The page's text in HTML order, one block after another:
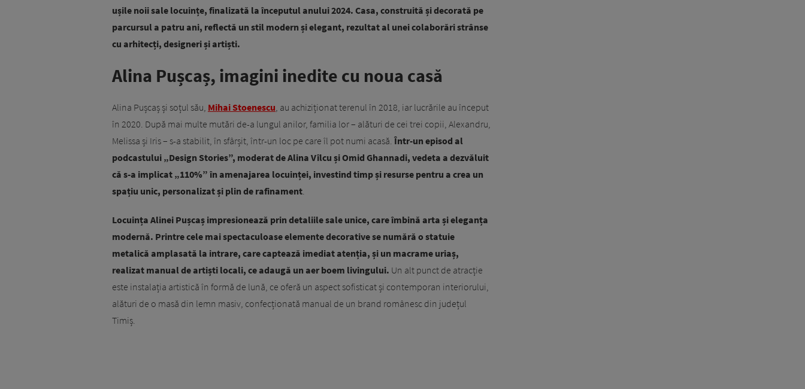
ușile noii sale locuințe, finalizată la începutul anului 2024. Casa, construită și decorată pe
parcursul a patru ani, reflectă un stil modern și elegant, rezultat al unei colaborări strânse
cu arhitecți, designeri și artiști.
Alina Pușcaș, imagini inedite cu noua casă
Alina Pușcaș și soțul său, Mihai Stoenescu, au achiziționat terenul în 2018, iar lucrările au început
în 2020. După mai multe mutări de-a lungul anilor, familia lor – alături de cei trei copii, Alexandru,
Melissa și Iris – s-a stabilit, în sfârșit, într-un loc pe care îl pot numi acasă. Într-un episod al
podcastului „Design Stories”, moderat de Alina Vîlcu și Omid Ghannadi, vedeta a dezvăluit
că s-a implicat „110%” în amenajarea locuinței, investind timp și resurse pentru a crea un
spațiu unic, personalizat și plin de rafinament.
Locuința Alinei Pușcaș impresionează prin detaliile sale unice, care îmbină arta și eleganța
modernă. Printre cele mai spectaculoase elemente decorative se numără o statuie
metalică amplasată la intrare, care captează imediat atenția, și un macrame uriaș,
realizat manual de artiști locali, ce adaugă un aer boem livingului. Un alt punct de atracție
este instalația artistică în formă de lună, ce oferă un aspect sofisticat și contemporan interiorului,
alături de o masă din lemn masiv, confecționată manual de un brand românesc din județul
Timiș.